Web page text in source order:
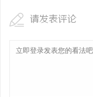
请发表评论